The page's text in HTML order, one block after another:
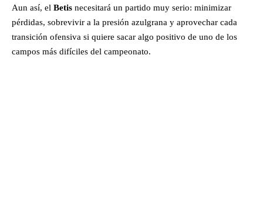
Aun así, el Betis necesitará un partido muy serio: minimizar
pérdidas, sobrevivir a la presión azulgrana y aprovechar cada
transición ofensiva si quiere sacar algo positivo de uno de los
campos más difíciles del campeonato.